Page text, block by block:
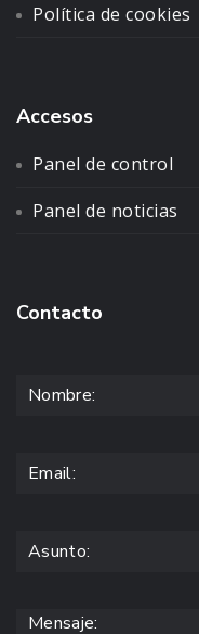
Política de cookies
Accesos
Panel de control
Panel de noticias
Contacto